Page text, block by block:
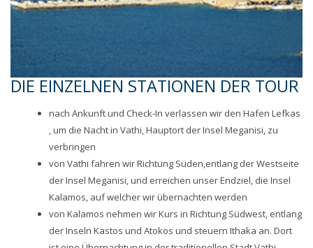
DIE EINZELNEN STATIONEN DER TOUR
nach Ankunft und Check-In verlassen wir den Hafen Lefkas
, um die Nacht in Vathi, Hauptort der Insel Meganisi, zu
verbringen
von Vathi fahren wir Richtung Süden,entlang der Westseite
der Insel Meganisi, und erreichen unser Endziel, die Insel
Kalamos, auf welcher wir übernachten werden
von Kalamos nehmen wir Kurs in Richtung Südwest, entlang
der Inseln Kastos und Atokos und steuern Ithaka an. Dort